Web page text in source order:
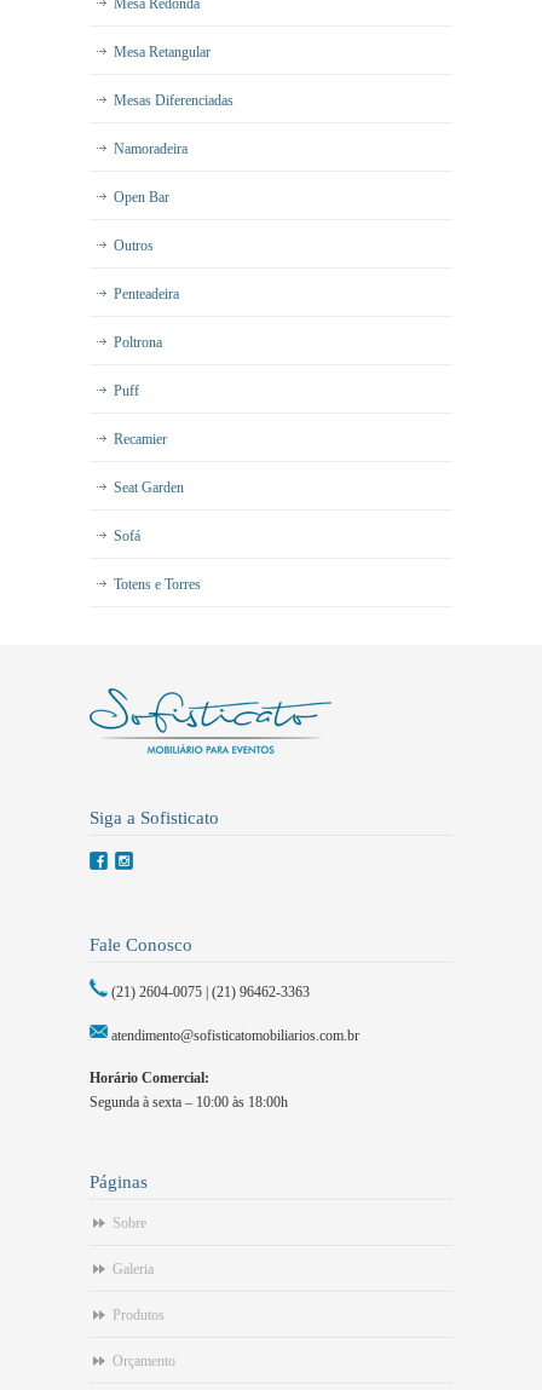
Mesa Retangular
Mesas Diferenciadas
Namoradeira
Open Bar
Outros
Penteadeira
Poltrona
Puff
Recamier
Seat Garden
Sofá
Totens e Torres
Siga a Sofisticato
Fale Conosco
(21) 2604-0075 | (21) 96462-3363
atendimento@sofisticatomobiliarios.com.br
Horário Comercial:
Segunda à sexta – 10:00 às 18:00h
Páginas
Sobre
Galeria
Produtos
Orçamento